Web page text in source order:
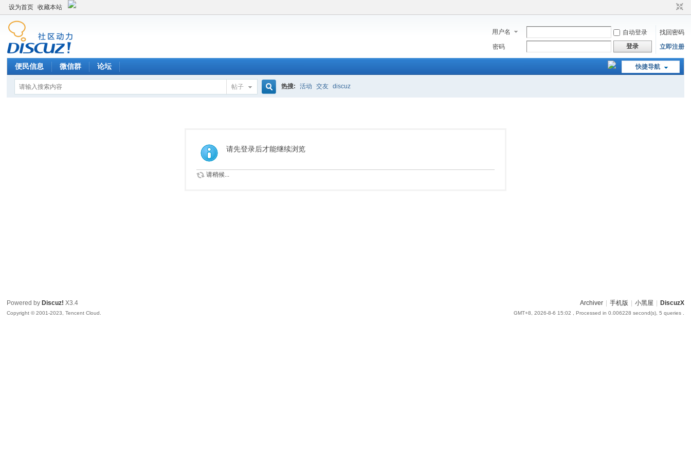
设为首页 收藏本站
用户名 自动登录
找回密码
密码
登录 立即注册
快捷导航
便民信息 微信群 论坛
帖子
索
热搜: 活动 交友 discuz
请先登录后才能继续浏览
请稍候...
Archiver 手机版 小黑屋 DiscuzX
GMT+8, 2026-8-6 15:02 , Processed in 0.006228 second(s), 5 queries .
Powered by Discuz! X3.4
Copyright © 2001-2023, Tencent Cloud.